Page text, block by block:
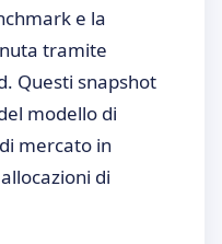
e la
tramite
Questi snapshot
modello di
mercato in
di